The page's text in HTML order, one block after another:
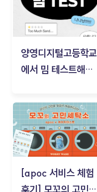
양영디지털고등학교
에서 밈 테스트해보
[apoc 서비스 체험
후기] 모꼬의 고민세